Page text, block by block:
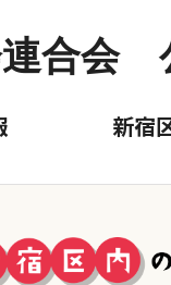
合会
新宿